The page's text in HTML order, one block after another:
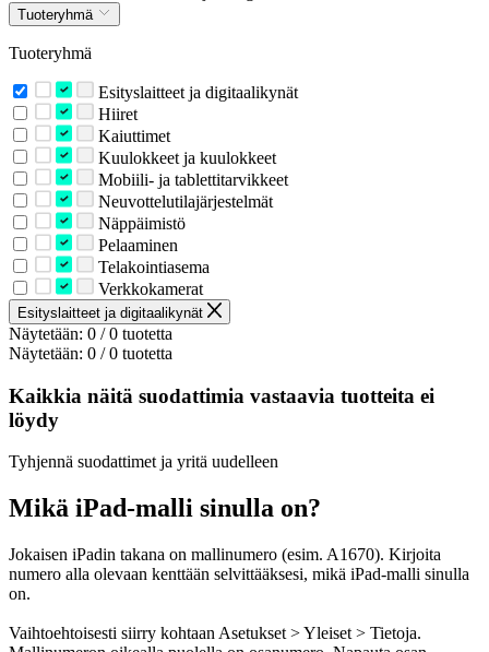
Tuoteryhmä
Tuoteryhmä
Esityslaitteet ja digitaalikynät
Hiiret
Kaiuttimet
Kuulokkeet ja kuulokkeet
Mobiili- ja tablettitarvikkeet
Neuvottelutilajärjestelmät
Näppäimistö
Pelaaminen
Telakointiasema
Verkkokamerat
Esityslaitteet ja digitaalikynät
Näytetään: 0 / 0 tuotetta
Näytetään: 0 / 0 tuotetta
Kaikkia näitä suodattimia vastaavia tuotteita ei
löydy
Tyhjennä suodattimet ja yritä uudelleen
Mikä iPad-malli sinulla on?
Jokaisen iPadin takana on mallinumero (esim. A1670). Kirjoita
numero alla olevaan kenttään selvittääksesi, mikä iPad-malli sinulla
on.
Vaihtoehtoisesti siirry kohtaan Asetukset > Yleiset > Tietoja.